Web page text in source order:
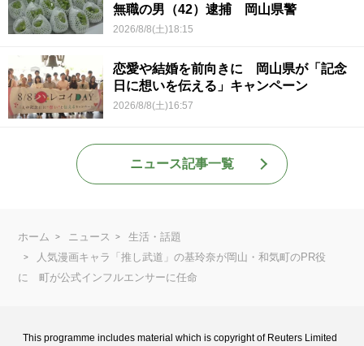
無職の男（42）逮捕 岡山県警
2026/8/8(土)18:15
恋愛や結婚を前向きに 岡山県が「記念
日に想いを伝える」キャンペーン
2026/8/8(土)16:57
ニュース記事一覧
ホーム ニュース
生活・話題
人気漫画キャラ「推し武道」の基玲奈が岡山・和気町のPR役
に 町が公式インフルエンサーに任命
This programme includes material which is copyright of Reuters Limited